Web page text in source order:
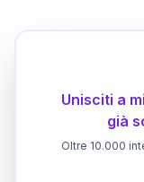
Unisciti a
già
Oltre 10.000